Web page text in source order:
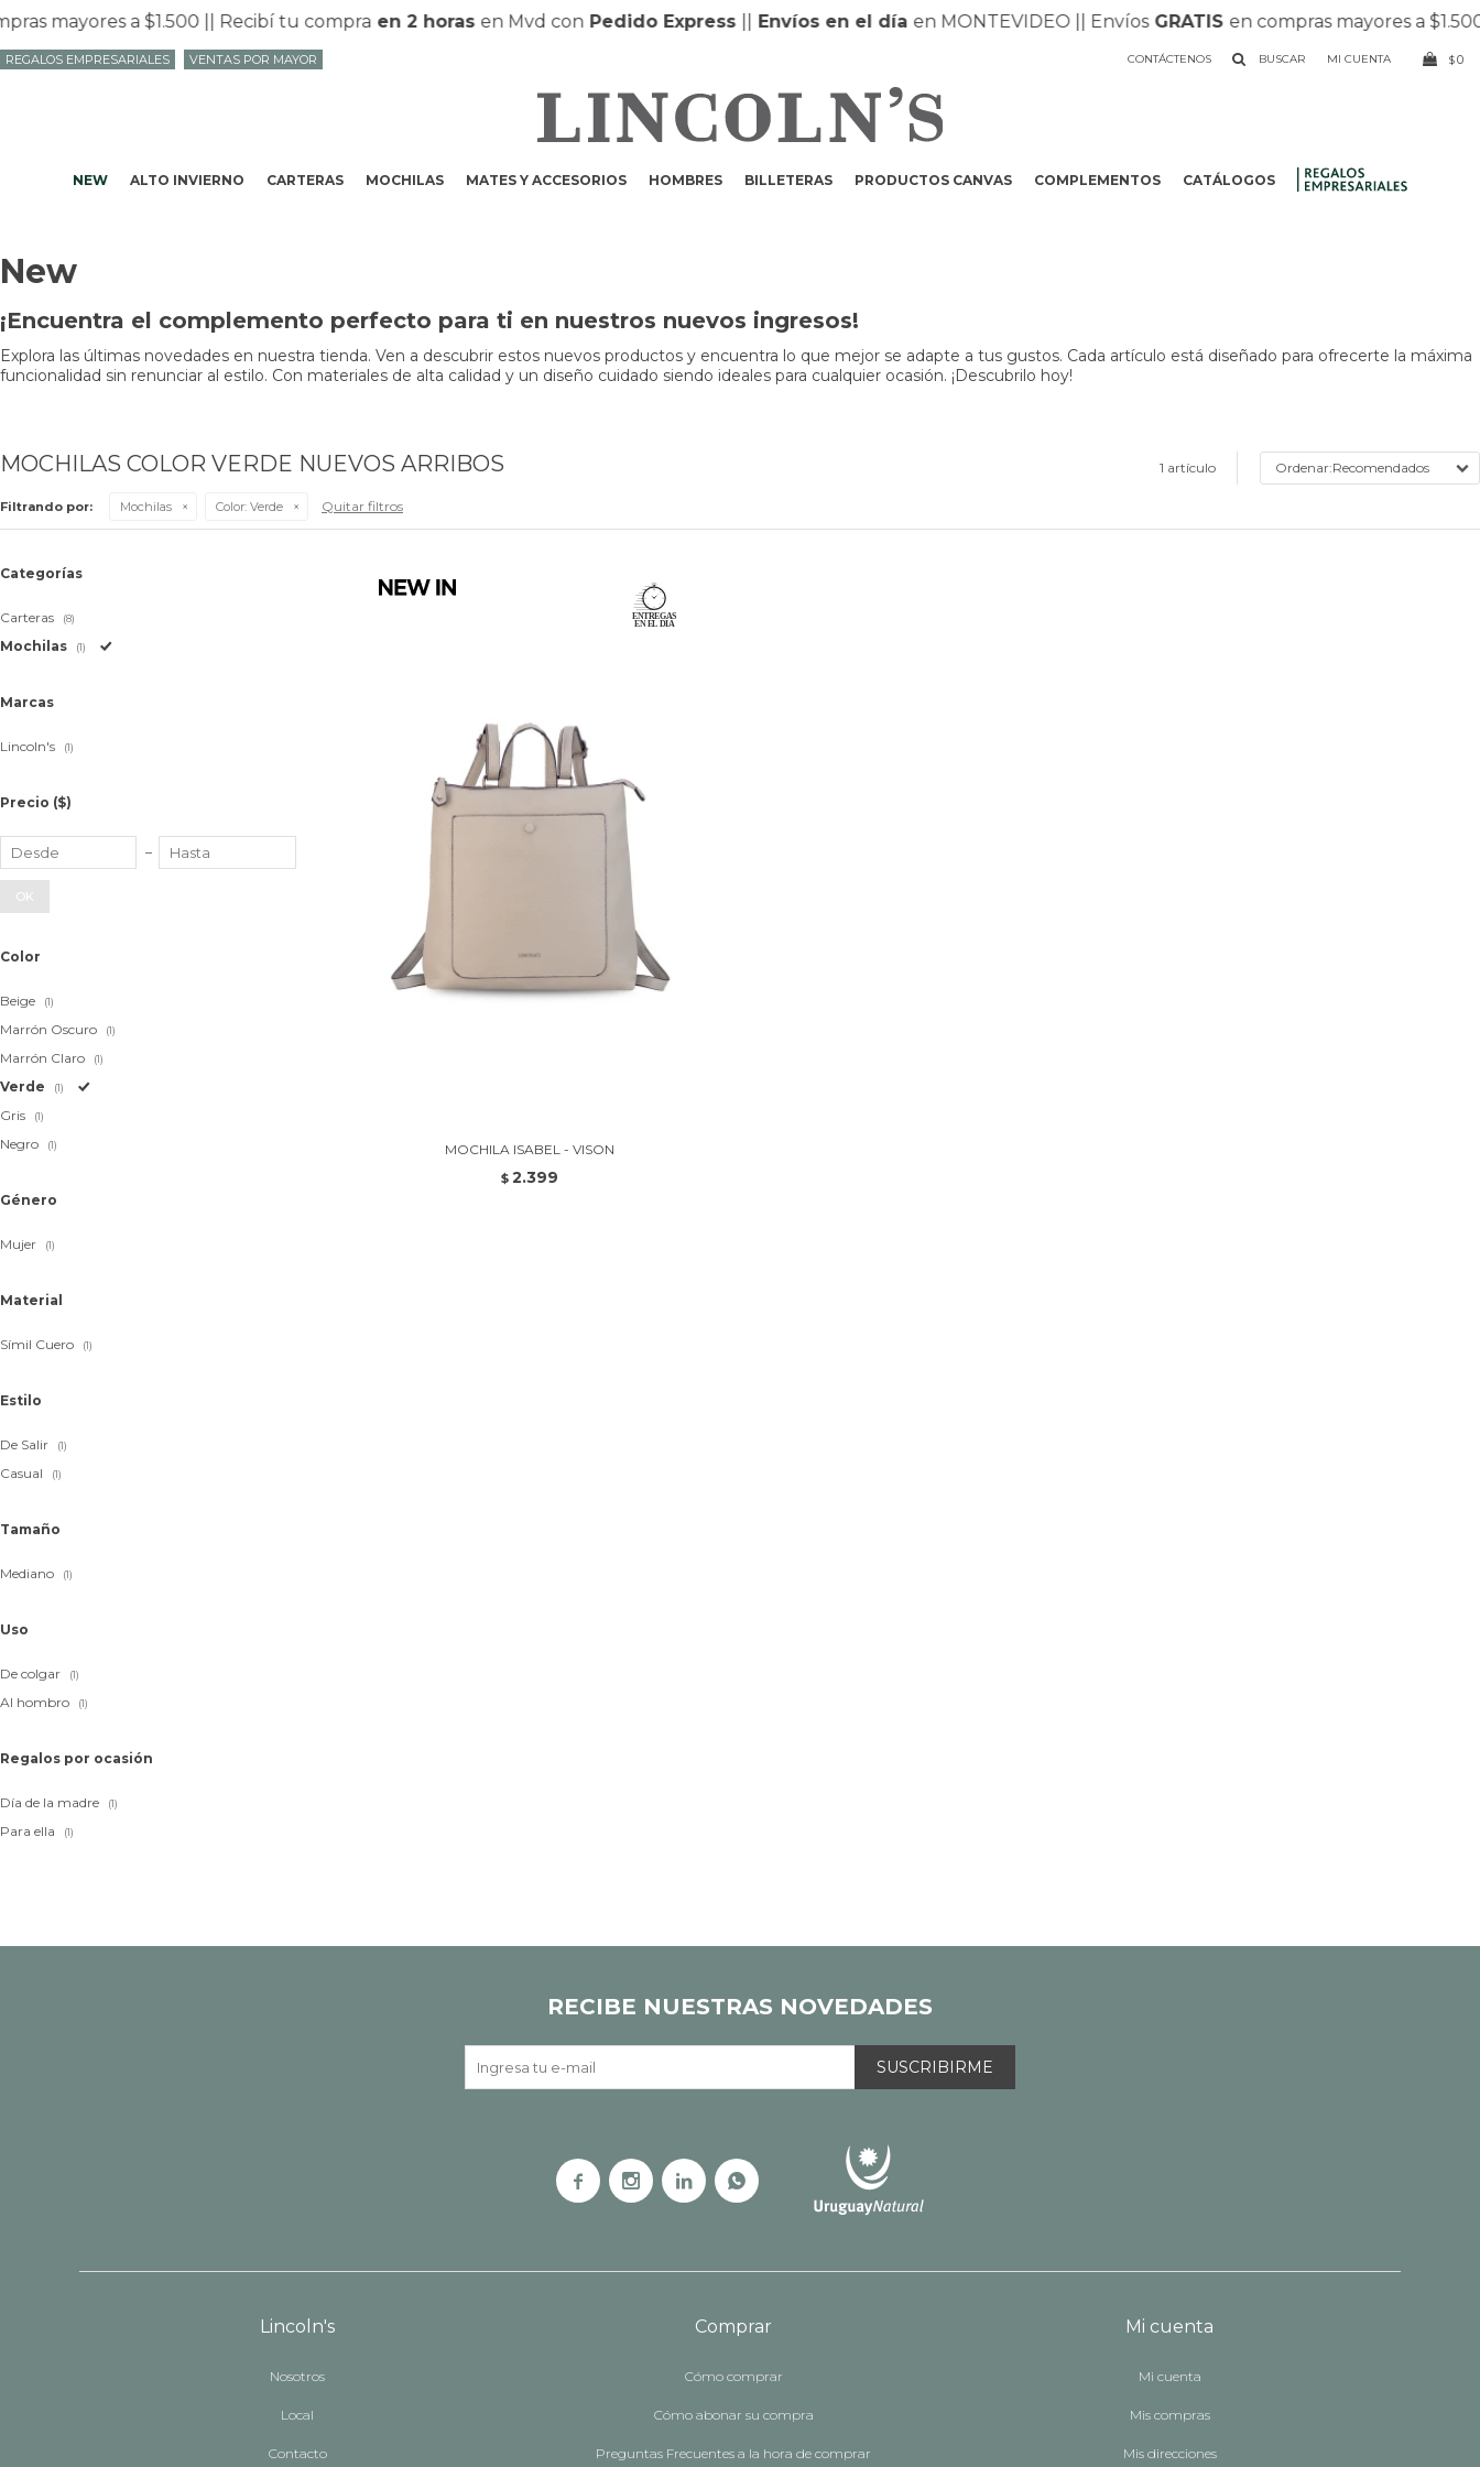
mayores a $1.500 || Recibí tu compraen 2 horasen Mvd conPedido Express||Envíos en el díaen MONTEVIDEO || EnvíosGRATISen compras mayores a $1.500 |
NEW ALTO INVIERNO CARTERAS MOCHILAS MATES Y ACCESORIOS HOMBRES BILLETERAS PRODUCTOS CANVAS COMPLEMENTOS CATÁLOGOS
CONTÁCTENOS $0
REGALOS EMPRESARIALES VENTAS POR MAYOR
New
¡Encuentra el complemento perfecto para ti en nuestros nuevos ingresos!
Explora las últimas novedades en nuestra tienda. Ven a descubrir estos nuevos productos y encuentra lo que mejor se adapte a tus gustos. Cada artículo está diseñado para ofrecerte la máxima
funcionalidad sin renunciar al estilo. Con materiales de alta calidad y un diseño cuidado siendo ideales para cualquier ocasión. ¡Descubrilo hoy!
MOCHILAS COLOR VERDE NUEVOS ARRIBOS 1 artículo Recomendados
Filtrando por: Mochilas Color: Verde Quitar filtros
MOCHILA ISABEL - VISON
$ 2.399
Categorías
Carteras (8)
Mochilas (1)
Marcas
Lincoln's (1)
Precio ($)
OK
Color
Beige (1)
Marrón Oscuro (1)
Marrón Claro (1)
Verde (1)
Gris (1)
Negro (1)
Género
Mujer (1)
Material
Símil Cuero (1)
Estilo
De Salir (1)
Casual (1)
Tamaño
Mediano (1)
Uso
De colgar (1)
Al hombro (1)
Regalos por ocasión
Día de la madre (1)
Para ella (1)
Lincoln's
Nosotros
Local
Contacto
Comprar
Cómo comprar
Cómo abonar su compra
Preguntas Frecuentes a la hora de comprar
Mi cuenta
Mi cuenta
Mis compras
Mis direcciones
RECIBE NUESTRAS NOVEDADES
SUSCRIBIRME
   